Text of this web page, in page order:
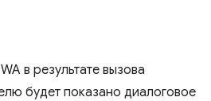
в результате вызова
будет показано диалоговое